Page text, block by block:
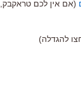
(אם אין לכם טראקבק,
להגדלה)